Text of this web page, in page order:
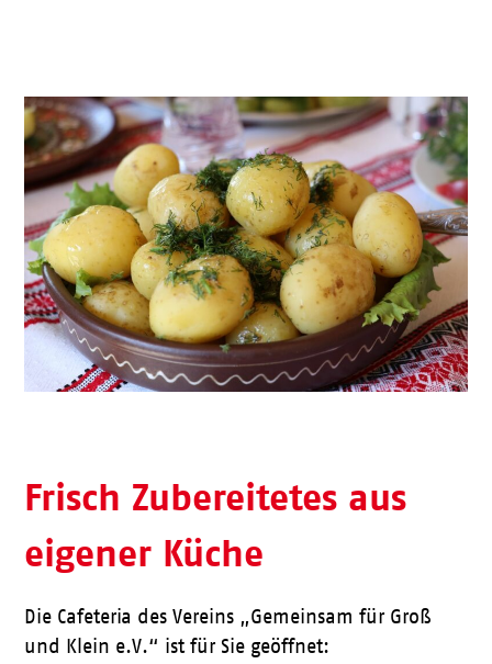
Frisch Zubereitetes aus
eigener Küche
Die Cafeteria des Vereins „Gemeinsam für Groß
und Klein e.V.“ ist für Sie geöffnet: